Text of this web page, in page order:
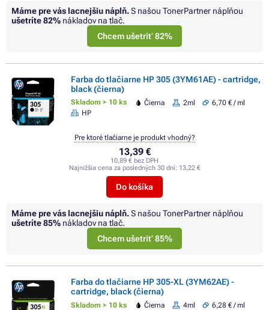
Máme pre vás lacnejšiu náplň.S našou TonerPartner náplňou
ušetríte82% nákladov na tlač.
Chcem ušetriť 82%
Farba do tlačiarne HP 305 (3YM61AE) - cartridge,
black (čierna)
Skladom > 10 ks Čierna 2ml
6,70 € / ml
HP
13,39 €
10,89 € bez DPH
Najnižšia cena za posledných 30 dní: 13,22 €
Do košíka
Pre ktoré tlačiarne je produkt vhodný?
Máme pre vás lacnejšiu náplň.S našou TonerPartner náplňou
ušetríte85% nákladov na tlač.
Chcem ušetriť 85%
Farba do tlačiarne HP 305-XL (3YM62AE) -
cartridge, black (čierna)
Skladom > 10 ks Čierna 4ml 6,28 € / ml